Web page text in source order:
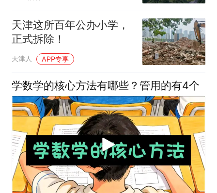
天津这所百年公办小学，
正式拆除！
天津人 APP专享
学数学的核心方法有哪些？管用的有4个